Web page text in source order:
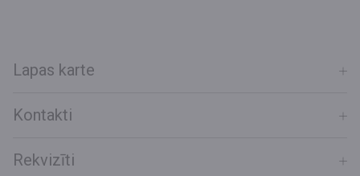
Lapas karte
Kontakti
Rekvizīti